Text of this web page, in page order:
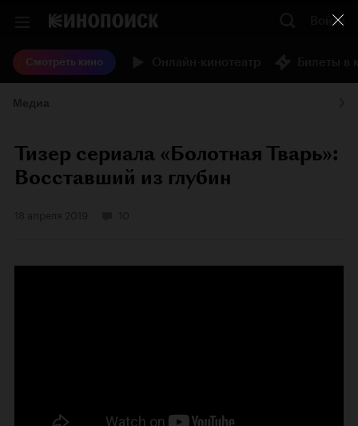
Войти
Смотреть кино
Тизер сериала «Болотная Тварь»:
Восставший из глубин